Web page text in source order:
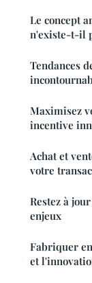
Le concept
n'existe-t-il
Tendances
Maximisez
incentive
Achat et
votre
Restez à
enjeux
Fabriquer
et